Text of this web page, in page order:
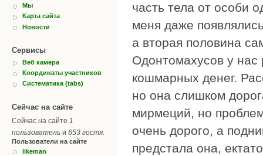
Мы
Карта сайта
Новости
Сервисы
Веб камера
Координаты участников
Систематика (tabs)
Сейчас на сайте
Сейчас на сайте 1
пользователь и 653 гостя
Пользователи на сайте
likeman
часть тела от особи
меня даже
а вторая половина
Одонтомахусов у нас
кошмарных денег.
но она слишком
мирмеций, но
очень дорого, а
предстала она,